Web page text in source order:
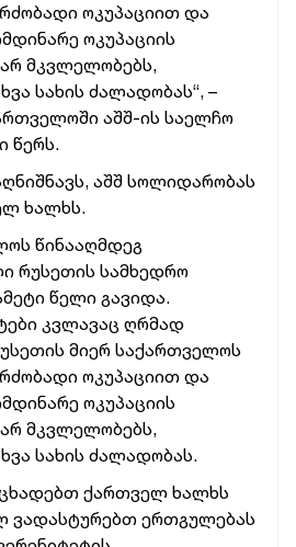
ოკუპაციით და
ოკუპაციის
მკვლელობებს,
სახის ძალადობას“, –
აშშ-ის საელჩო
წერს.
აშშ სოლიდარობას
ხალხს.
წინააღმდეგ
რუსეთის სამხედრო
წელი გავიდა.
კვლავაც ღრმად
მიერ საქართველოს
ოკუპაციით და
ოკუპაციის
მკვლელობებს,
სახის ძალადობას.
ქართველ ხალხს
ვადასტურებთ ერთგულებას